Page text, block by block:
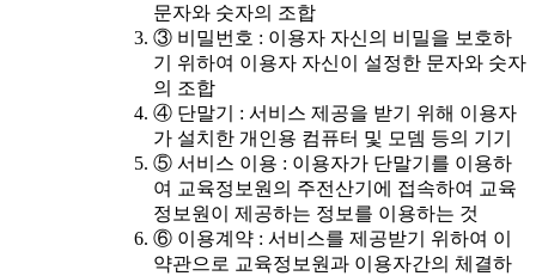
문자와 숫자의 조합
③ 비밀번호 : 이용자 자신의 비밀을 보호하
기 위하여 이용자 자신이 설정한 문자와 숫자
의 조합
④ 단말기 : 서비스 제공을 받기 위해 이용자
가 설치한 개인용 컴퓨터 및 모뎀 등의 기기
⑤ 서비스 이용 : 이용자가 단말기를 이용하
여 교육정보원의 주전산기에 접속하여 교육
정보원이 제공하는 정보를 이용하는 것
⑥ 이용계약 : 서비스를 제공받기 위하여 이
약관으로 교육정보원과 이용자간의 체결하